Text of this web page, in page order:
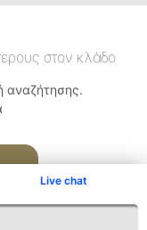
Live chat
στον κλάδο
αναζήτησης.